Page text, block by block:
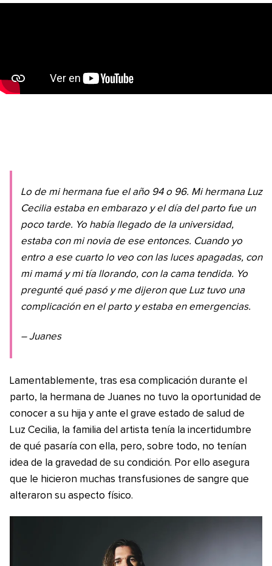
Lo de mi hermana fue el año 94 o 96. Mi hermana Luz
Cecilia estaba en embarazo y el día del parto fue un
poco tarde. Yo había llegado de la universidad,
estaba con mi novia de ese entonces. Cuando yo
entro a ese cuarto lo veo con las luces apagadas, con
mi mamá y mi tía llorando, con la cama tendida. Yo
pregunté qué pasó y me dijeron que Luz tuvo una
complicación en el parto y estaba en emergencias.
– Juanes
Lamentablemente, tras esa complicación durante el
parto, la hermana de Juanes no tuvo la oportunidad de
conocer a su hija y ante el grave estado de salud de
Luz Cecilia, la familia del artista tenía la incertidumbre
de qué pasaría con ella, pero, sobre todo, no tenían
idea de la gravedad de su condición. Por ello asegura
que le hicieron muchas transfusiones de sangre que
alteraron su aspecto físico.